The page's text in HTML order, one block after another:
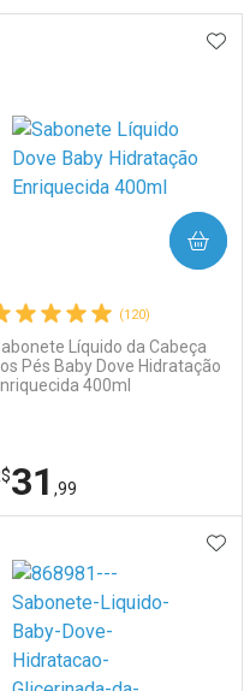
Destaque
(120)
Líquido da Cabeça
Pés Baby Dove Hidratação
400ml
31 ,99
COMPRAR
Laboratório
Por Menos
AOS FAVORITOS